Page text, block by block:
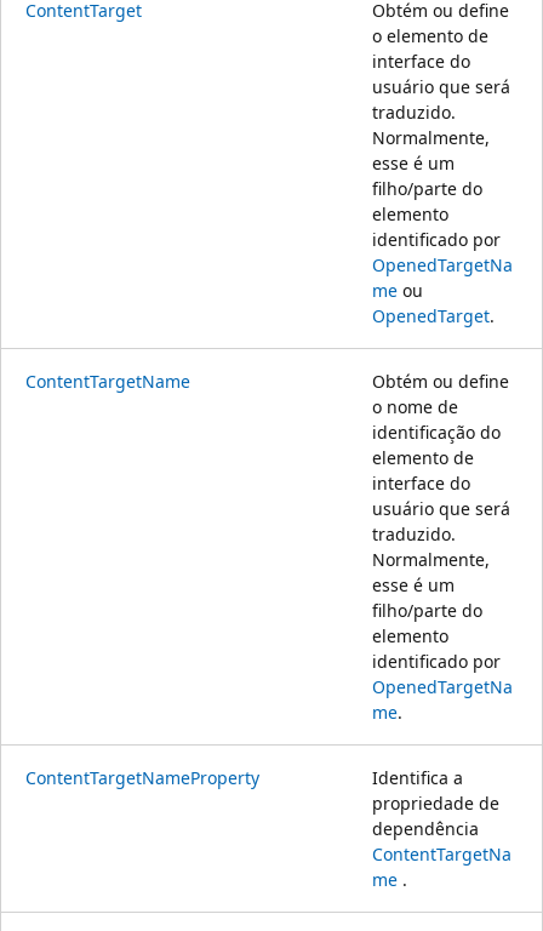
ContentTarget
Obtém ou define
o elemento de
interface do
usuário que será
traduzido.
Normalmente,
esse é um
filho/parte do
elemento
identificado por
OpenedTargetNa
me ou
OpenedTarget.
ContentTargetName
Obtém ou define
o nome de
identificação do
elemento de
interface do
usuário que será
traduzido.
Normalmente,
esse é um
filho/parte do
elemento
identificado por
OpenedTargetNa
me.
ContentTargetNameProperty
Identifica a
propriedade de
dependência
ContentTargetNa
me .